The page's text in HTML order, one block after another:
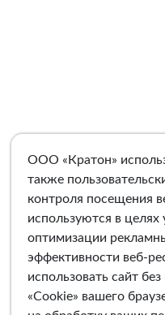
ООО «Кратон»
также
контроля посещения
используются в
оптимизации
эффективности веб-
использовать сайт
«Cookie» вашего